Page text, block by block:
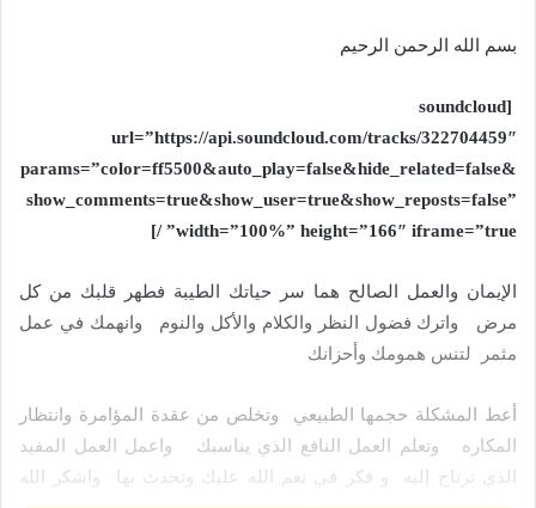
بسم الله الرحمن الرحيم
[soundcloud
url=”https://api.soundcloud.com/tracks/322704459″
params=”color=ff5500&auto_play=false&hide_related=false&
show_comments=true&show_user=true&show_reposts=false”
width=”100%” height=”166″ iframe=”true” /]
الإيمان والعمل الصالح هما سر حياتك الطيبة فطهر قلبك من كل
مرض واترك فضول النظر والكلام والأكل والنوم وانهمك في عمل
مثمر لتنس همومك وأحزانك
أعط المشكلة حجمها الطبيعي وتخلص من عقدة المؤامرة وانتظار
المكاره وتعلم العمل النافع الذي يناسبك واعمل العمل المفيد
الذي ترتاح إليه و فكر في نعم الله عليك وتحدث بها واشكر الله